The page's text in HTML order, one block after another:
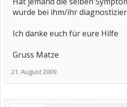
wurde bei ihm/ihr
Ich danke euch für eure Hilfe
Gruss Matze
21. August 2009